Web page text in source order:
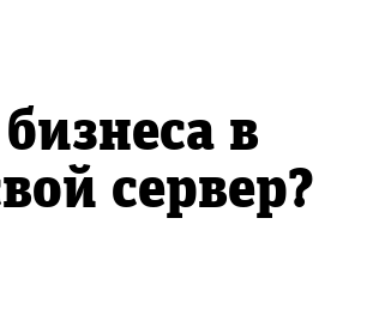
в
сервер?